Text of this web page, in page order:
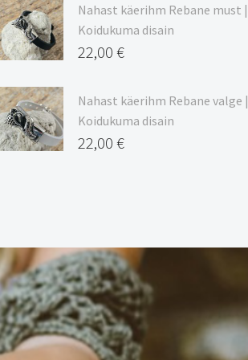
Nahast käerihm Rebane must |
Koidukuma disain
22,00 €
Nahast käerihm Rebane valge |
Koidukuma disain
22,00 €